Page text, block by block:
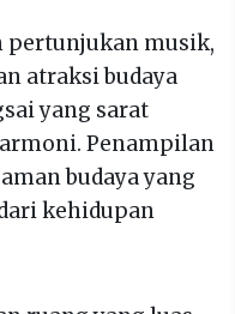
pertunjukan musik,
atraksi budaya
yang sarat
Penampilan
budaya yang
kehidupan